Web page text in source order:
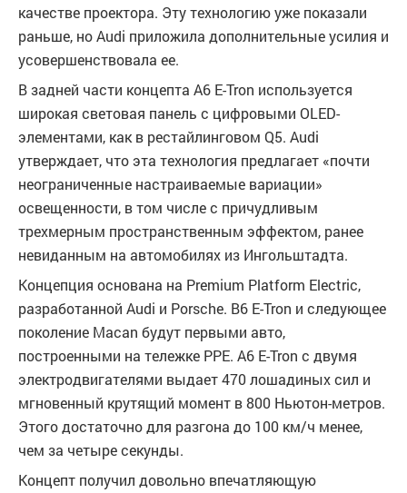
качестве проектора. Эту технологию уже показали
раньше, но Audi приложила дополнительные усилия и
усовершенствовала ее.
В задней части концепта A6 E-Tron используется
широкая световая панель с цифровыми OLED-
элементами, как в рестайлинговом Q5. Audi
утверждает, что эта технология предлагает «почти
неограниченные настраиваемые вариации»
освещенности, в том числе с причудливым
трехмерным пространственным эффектом, ранее
невиданным на автомобилях из Ингольштадта.
Концепция основана на Premium Platform Electric,
разработанной Audi и Porsche. В6 E-Tron и следующее
поколение Macan будут первыми авто,
построенными на тележке PPE. A6 E-Tron с двумя
электродвигателями выдает 470 лошадиных сил и
мгновенный крутящий момент в 800 Ньютон-метров.
Этого достаточно для разгона до 100 км/ч менее,
чем за четыре секунды.
Концепт получил довольно впечатляющую